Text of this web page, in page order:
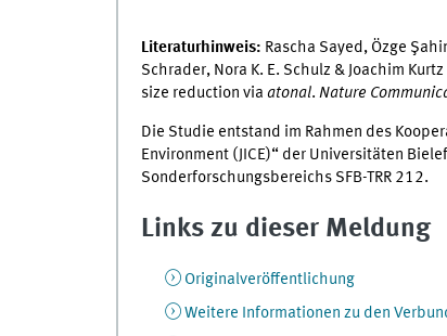
Literaturhinweis: Rascha Sayed, Özge
Schrader, Nora K. E. Schulz & Joachim
size reduction via atonal. Nature
Die Studie entstand im Rahmen des
Environment (JICE)“ der Universitäten
Sonderforschungsbereichs SFB-TRR 212.
Links zu dieser Meldung
Originalveröffentlichung
Weitere Informationen zu den